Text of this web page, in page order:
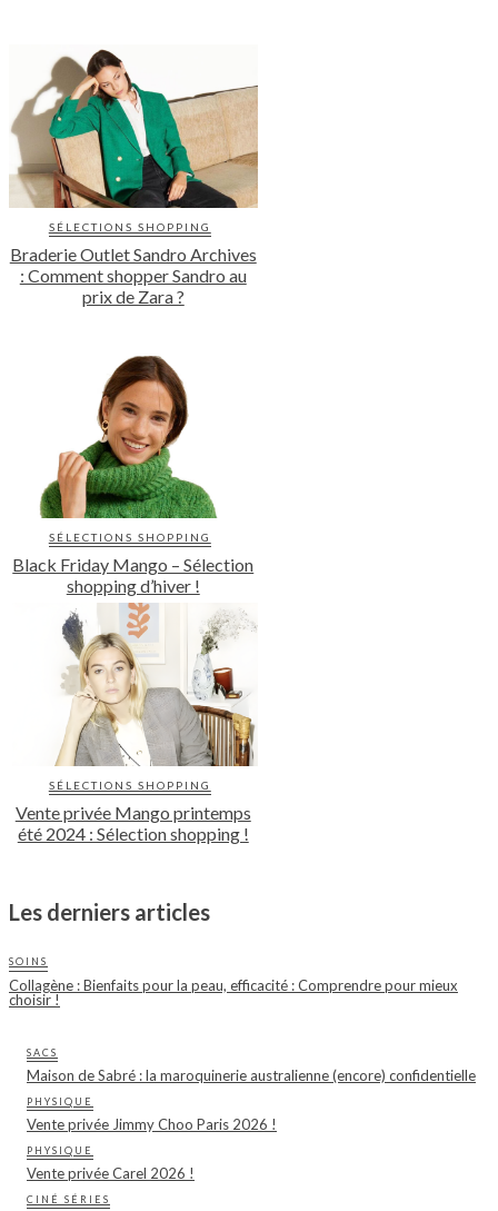
SÉLECTIONS SHOPPING
Braderie Outlet Sandro Archives
: Comment shopper Sandro au
prix de Zara ?
SÉLECTIONS SHOPPING
Black Friday Mango – Sélection
shopping d’hiver !
SÉLECTIONS SHOPPING
Vente privée Mango printemps
été 2024 : Sélection shopping !
Les derniers articles
SOINS
Collagène : Bienfaits pour la peau, efficacité : Comprendre pour mieux
choisir !
SACS
Maison de Sabré : la maroquinerie australienne (encore) confidentielle
PHYSIQUE
Vente privée Jimmy Choo Paris 2026 !
PHYSIQUE
Vente privée Carel 2026 !
CINÉ SÉRIES